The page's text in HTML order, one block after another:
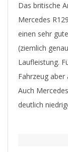
Das britische
Mercedes
einen sehr
(ziemlich
Laufleistung.
Fahrzeug
Auch
deutlich